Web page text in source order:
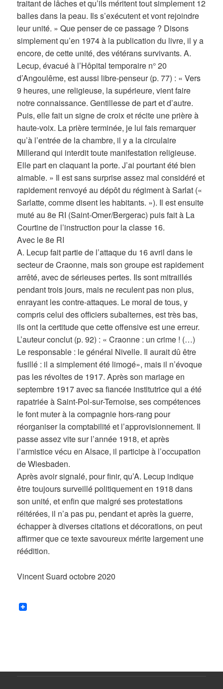
traitant de lâches et qu’ils méritent tout simplement 12
balles dans la peau. Ils s’exécutent et vont rejoindre
leur unité. » Que penser de ce passage ? Disons
simplement qu’en 1974 à la publication du livre, il y a
encore, de cette unité, des vétérans survivants. A.
Lecup, évacué à l’Hôpital temporaire n° 20
d’Angoulême, est aussi libre-penseur (p. 77) : « Vers
9 heures, une religieuse, la supérieure, vient faire
notre connaissance. Gentillesse de part et d’autre.
Puis, elle fait un signe de croix et récite une prière à
haute-voix. La prière terminée, je lui fais remarquer
qu’à l’entrée de la chambre, il y a la circulaire
Millerand qui interdit toute manifestation religieuse.
Elle part en claquant la porte. J’ai pourtant été bien
aimable. » Il est sans surprise assez mal considéré et
rapidement renvoyé au dépôt du régiment à Sarlat («
Sarlatte, comme disent les habitants. »). Il est ensuite
muté au 8e RI (Saint-Omer/Bergerac) puis fait à La
Courtine de l’instruction pour la classe 16.
Avec le 8e RI
A. Lecup fait partie de l’attaque du 16 avril dans le
secteur de Craonne, mais son groupe est rapidement
arrêté, avec de sérieuses pertes. Ils sont mitraillés
pendant trois jours, mais ne reculent pas non plus,
enrayant les contre-attaques. Le moral de tous, y
compris celui des officiers subalternes, est très bas,
ils ont la certitude que cette offensive est une erreur.
L’auteur conclut (p. 92) : « Craonne : un crime ! (…)
Le responsable : le général Nivelle. Il aurait dû être
fusillé : il a simplement été limogé», mais il n’évoque
pas les révoltes de 1917. Après son mariage en
septembre 1917 avec sa fiancée institutrice qui a été
rapatriée à Saint-Pol-sur-Ternoise, ses compétences
le font muter à la compagnie hors-rang pour
réorganiser la comptabilité et l’approvisionnement. Il
passe assez vite sur l’année 1918, et après
l’armistice vécu en Alsace, il participe à l’occupation
de Wiesbaden.
Après avoir signalé, pour finir, qu’A. Lecup indique
être toujours surveillé politiquement en 1918 dans
son unité, et enfin que malgré ses protestations
réitérées, il n’a pas pu, pendant et après la guerre,
échapper à diverses citations et décorations, on peut
affirmer que ce texte savoureux mérite largement une
réédition.
Vincent Suard octobre 2020